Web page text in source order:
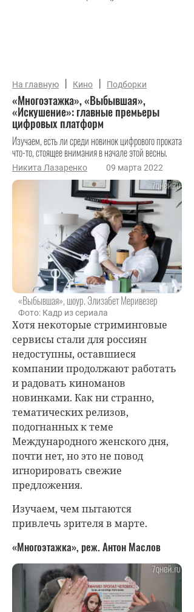
На главную | Кино | Подборки
«Многоэтажка», «Выбывшая»,
«Искушение»: главные премьеры
цифровых платформ
Изучаем, есть ли среди новинок цифрового проката
что-то, стоящее внимания в начале этой весны.
Никита Лазаренко 09 марта 2022
«Выбывшая», шоур. Элизабет Меривезер
Фото: Кадр из сериала
Хотя некоторые стриминговые
сервисы стали для россиян
недоступны, оставшиеся
компании продолжают работать
и радовать киноманов
новинками. Как ни странно,
тематических релизов,
подогнанных к теме
Международного женского дня,
почти нет, но это не повод
игнорировать свежие
предложения.
Изучаем, чем пытаются
привлечь зрителя в марте.
«Многоэтажка», реж. Антон Маслов